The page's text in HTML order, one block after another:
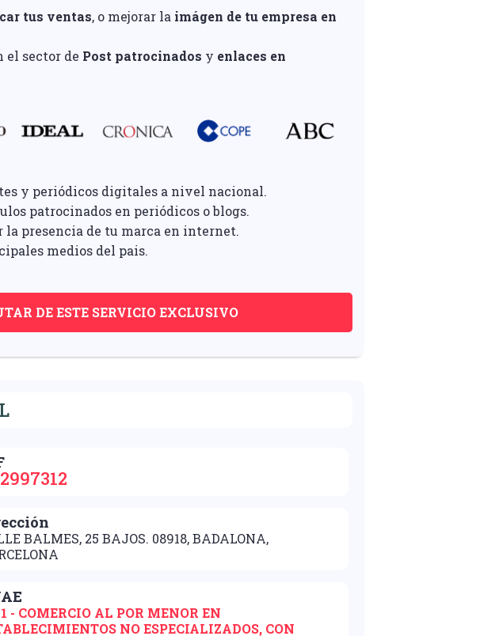
tus ventas, o mejorar la imágen de tu empresa en
el sector de Post patrocinados y enlaces en
y periódicos digitales a nivel nacional.
patrocinados en periódicos o blogs.
la presencia de tu marca en internet.
medios del pais.
DE ESTE SERVICIO EXCLUSIVO
BALMES, 25 BAJOS. 08918, BADALONA,
- COMERCIO AL POR MENOR EN
NO ESPECIALIZADOS, CON